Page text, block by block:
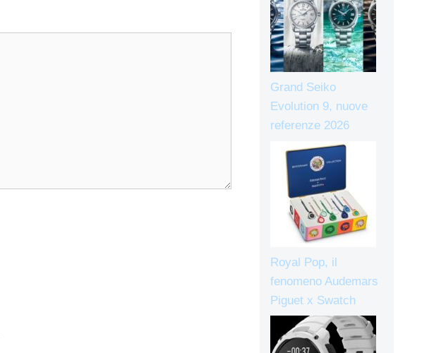
Grand Seiko
Evolution 9, nuove
referenze 2026
Royal Pop, il
fenomeno Audemars
Piguet x Swatch